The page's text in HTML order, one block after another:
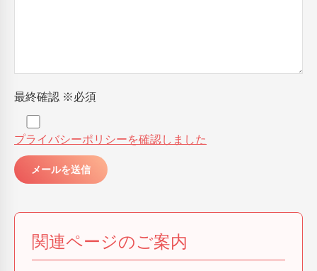
最終確認 ※必須
プライバシーポリシーを確認しました
関連ページのご案内